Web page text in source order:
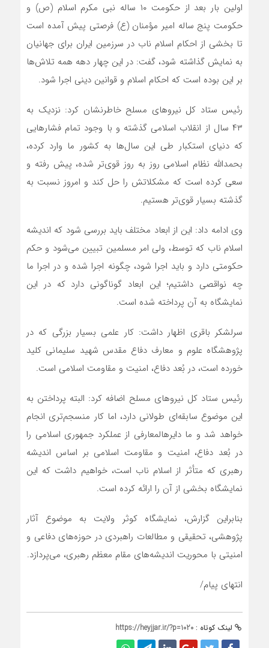
اولین بار بعد از حکومت ۱۰ ساله نبی مکرم اسلام (ص) و
حکومت پنج ساله امیر مؤمنان (ع) فرصتی پیش آمده است
تا بخشی از احکام اسلام ناب در سرزمین ایران برای جهانیان
به نمایش گذاشته شود، گفت: در این چهار دهه همه تلاش‌ها
بر این بوده است که احکام اسلام و قوانین دینی اجرا شود.
رئیس ستاد کل نیروهای مسلح خاطرنشان کرد: نزدیک به
۴۳ سال از انقلاب اسلامی گذشته و با وجود تمام فشارهایی
که دنیای استکبار طی این سال‌ها به کشور ما وارد کرده،
بحمدالله نظام اسلامی روز به روز قوی‌تر شده، پیش رفته و
سعی کرده است که مشکلاتش را حل کند و امروز نسبت به
گذشته بسیار قوی‌تر هستیم.
وی ادامه داد: این از ابعاد مختلف باید بررسی شود که اندیشه
اسلام ناب که توسط، ولی امر مسلمین تبیین می‌شود و حکم
حکومتی دارد و باید اجرا شود، چگونه اجرا شده و در اجرا ما
چه نواقصی داشتیم؛ این ابعاد گوناگونی دارد که در این
نمایشگاه به آن پرداخته شده است.
سرلشکر باقری اظهار داشت: کار علمی بسیار بزرگی که در
پژوهشگاه علوم و معارف دفاع مقدس شهید سلیمانی کلید
خورده است، در بُعد دفاع، امنیت و مقاومت اسلامی است.
رئیس ستاد کل نیروهای مسلح اضافه کرد: البته پرداختن به
این موضوع سابقه‌ای طولانی دارد، اما کار منسجم‌تری انجام
خواهد شد و ما دایرهالمعارفی از عملکرد جمهوری اسلامی را
در بُعد دفاع، امنیت و مقاومت اسلامی بر اساس اندیشه
رهبری که متأثر از اسلام ناب است، خواهیم داشت که این
نمایشگاه بخشی از آن را ارائه کرده است.
بنابراین گزارش، نمایشگاه کوثر ولایت به موضوع آثار
پژوهشی، تحقیقی و مطالعات راهبردی در حوزه‌های دفاعی و
امنیتی با محوریت اندیشه‌های مقام معظم رهبری، می‌پردازد.
انتهای پیام/
لینک کوتاه : https://heyjjar.ir/?p=1020